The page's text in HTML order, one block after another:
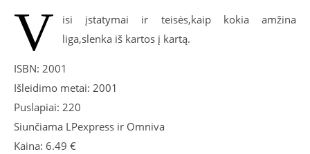
V
isi įstatymai ir teisės,kaip kokia amžina
liga,slenka iš kartos į kartą.
ISBN: 2001
Išleidimo metai: 2001
Puslapiai: 220
Siunčiama LPexpress ir Omniva
Kaina: 6.49 €